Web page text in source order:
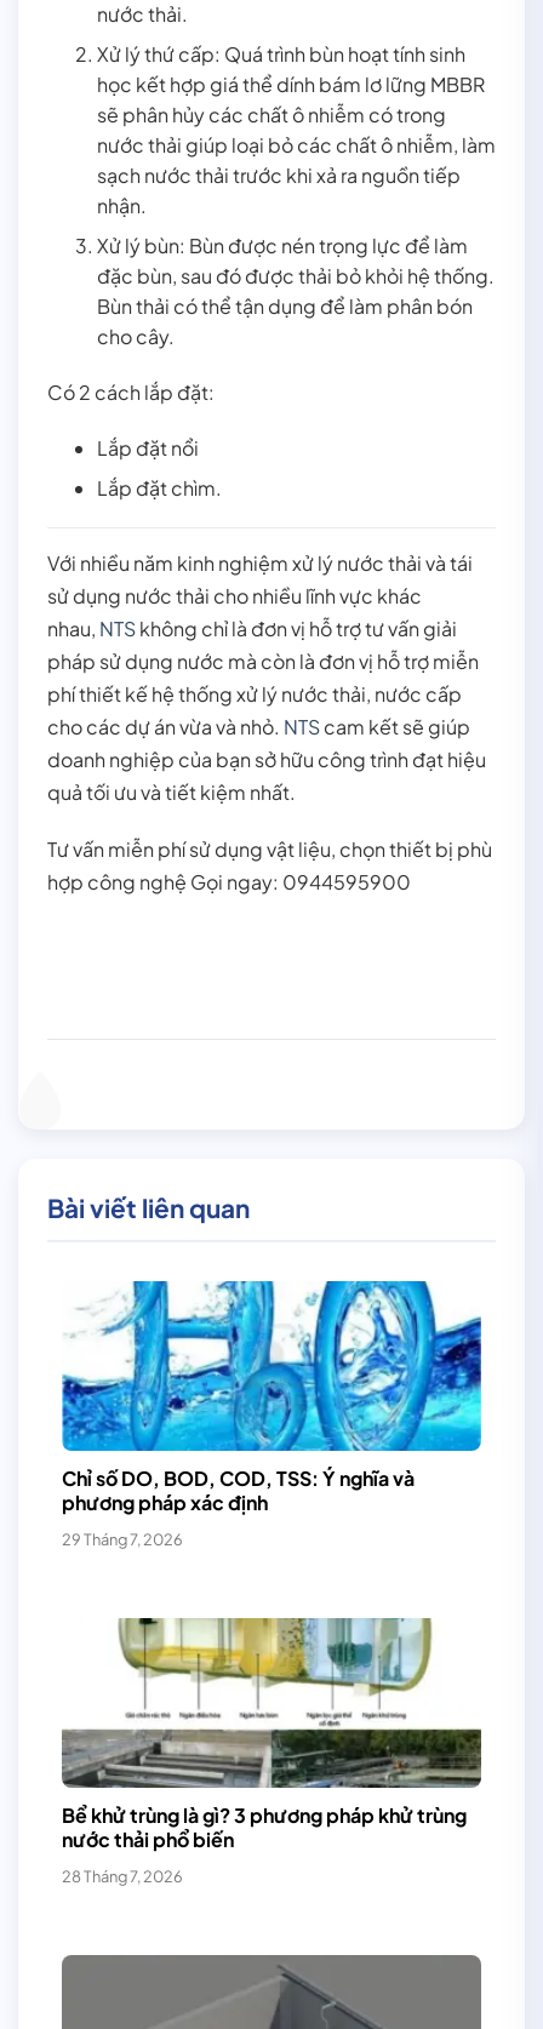
nước thải.
Xử lý thứ cấp: Quá trình bùn hoạt tính sinh
học kết hợp giá thể dính bám lơ lững MBBR
sẽ phân hủy các chất ô nhiễm có trong
nước thải giúp loại bỏ các chất ô nhiễm, làm
sạch nước thải trước khi xả ra nguồn tiếp
nhận.
Xử lý bùn: Bùn được nén trọng lực để làm
đặc bùn, sau đó được thải bỏ khỏi hệ thống.
Bùn thải có thể tận dụng để làm phân bón
cho cây.
Có 2 cách lắp đặt:
Lắp đặt nổi
Lắp đặt chìm.
Với nhiều năm kinh nghiệm xử lý nước thải và tái
sử dụng nước thải cho nhiều lĩnh vực khác
nhau, NTSkhông chỉ là đơn vị hỗ trợ tư vấn giải
pháp sử dụng nước mà còn là đơn vị hỗ trợ miễn
phí thiết kế hệ thống xử lý nước thải, nước cấp
cho các dự án vừa và nhỏ. NTScam kết sẽ giúp
doanh nghiệp của bạn sở hữu công trình đạt hiệu
quả tối ưu và tiết kiệm nhất.
Tư vấn miễn phí sử dụng vật liệu, chọn thiết bị phù
hợp công nghệ Gọi ngay: 0944595900
Bài viết liên quan
Chỉ số DO, BOD, COD, TSS: Ý nghĩa và
phương pháp xác định
29 Tháng 7, 2026
Bể khử trùng là gì? 3 phương pháp khử trùng
nước thải phổ biến
28 Tháng 7, 2026